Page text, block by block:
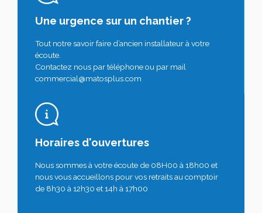
Une urgence sur un chantier ?
Tout notre savoir faire d’ancien installateur à votre
écoute.
Contactez nous par téléphone ou par mail
commercial@matosplus.com
Horaires d'ouvertures
Nous sommes à votre écoute de 08H00 à 18h00 et
nous vous accueillons pour vos retraits au comptoir
de 8h30 à 12h30 et 14h à 17h00